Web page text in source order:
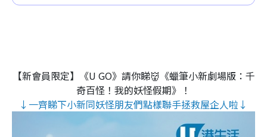
【新會員限定】《U GO》請你睇👹《蠟筆小新劇場版：千
奇百怪！我的妖怪假期》！
↓一齊睇下小新同妖怪朋友們點樣聯手拯救屋企人啦↓